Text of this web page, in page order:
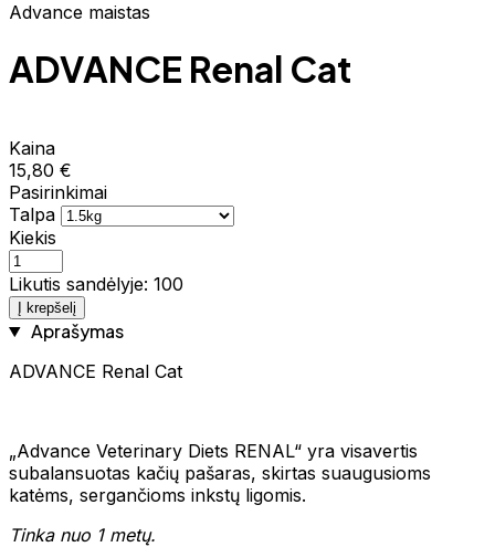
Advance maistas
ADVANCE Renal Cat
Kaina
15,80 €
Pasirinkimai
Talpa
Kiekis
Likutis sandėlyje: 100
Į krepšelį
Aprašymas
ADVANCE Renal Cat
„Advance Veterinary Diets RENAL“ yra visavertis
subalansuotas kačių pašaras, skirtas suaugusioms
katėms, sergančioms inkstų ligomis.
Tinka nuo 1 metų.